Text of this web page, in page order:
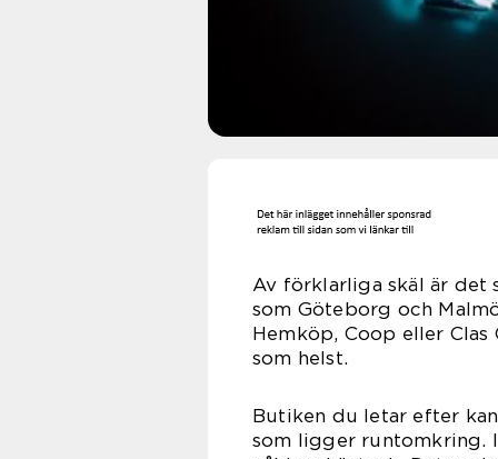
Av förklarliga skäl är det
som Göteborg och
Hemköp, Coop eller
som
Butiken du letar efter
som ligger runtomkring.